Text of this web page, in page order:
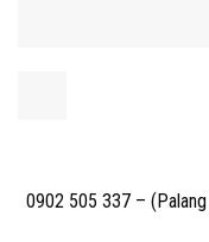
0902 505 337 –